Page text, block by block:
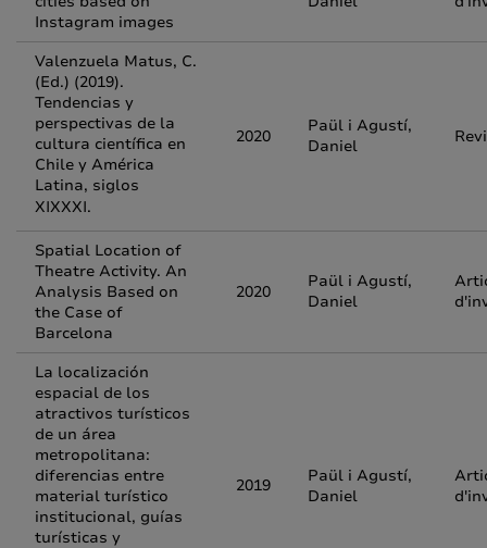
Instagram images
Valenzuela Matus, C.
(Ed.) (2019).
Tendencias y
perspectivas de la
cultura científica en
Chile y América
Latina, siglos
XIXXXI.
2020
Paül i Agustí,
Daniel
Spatial Location of
Theatre Activity. An
Analysis Based on
the Case of
Barcelona
2020
Paül i Agustí,
Daniel
La localización
espacial de los
atractivos turísticos
de un área
metropolitana:
diferencias entre
material turístico
institucional, guías
turísticas y
2019
Paül i Agustí,
Daniel